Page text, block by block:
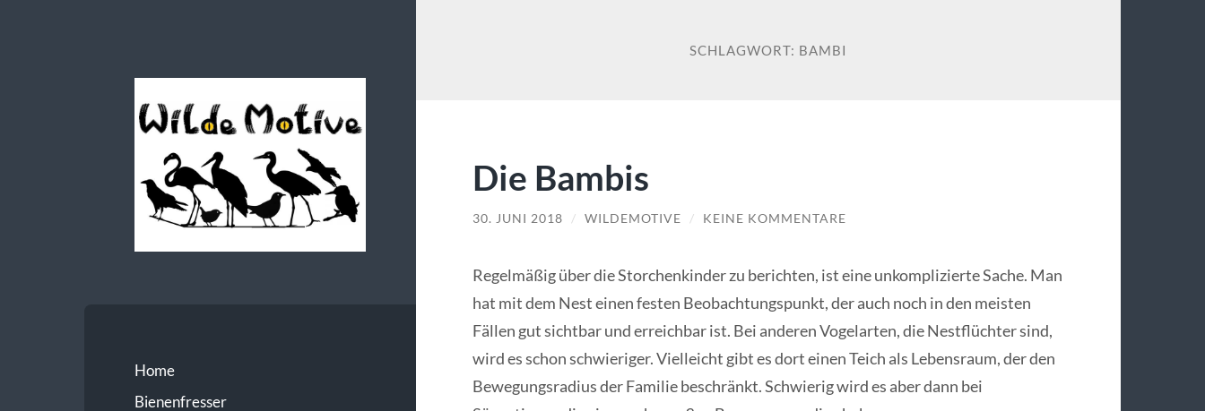
Home
Bienenfresser
SCHLAGWORT: BAMBI
Die Bambis
30. JUNI 2018 / WILDEMOTIVE / KEINE KOMMENTARE
Regelmäßig über die Storchenkinder zu berichten, ist eine unkomplizierte Sache. Man
hat mit dem Nest einen festen Beobachtungspunkt, der auch noch in den meisten
Fällen gut sichtbar und erreichbar ist. Bei anderen Vogelarten, die Nestflüchter sind,
wird es schon schwieriger. Vielleicht gibt es dort einen Teich als Lebensraum, der den
Bewegungsradius der Familie beschränkt. Schwierig wird es aber dann bei